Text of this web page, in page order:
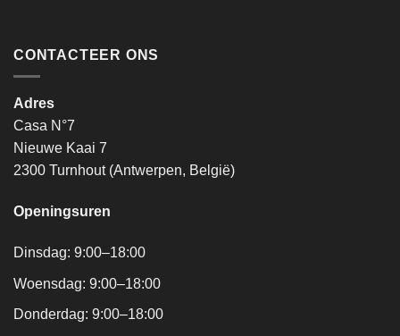
CONTACTEER ONS
Adres
Casa N°7
Nieuwe Kaai 7
2300 Turnhout (Antwerpen, België)
Openingsuren
Dinsdag: 9:00–18:00
Woensdag: 9:00–18:00
Donderdag: 9:00–18:00